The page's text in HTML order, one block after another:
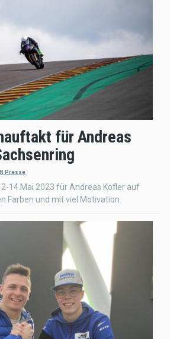
für Andreas
Presse
14.Mai 2023 für Andreas Kofler auf
Farben und mit viel Motivation